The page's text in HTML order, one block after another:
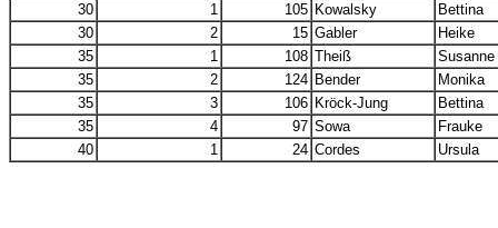
30
1 105 Kowalsky
Bettina
30
2 15 Gabler
Heike
35
1 108 Theiß
Susanne
35
2 124 Bender
Monika
35
3 106 Kröck-Jung
Bettina
35
4 97 Sowa
Frauke
40
1 24 Cordes Ursula